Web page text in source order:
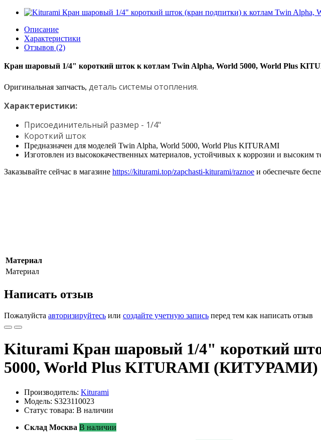
Описание
Характеристики
Отзывов (2)
Кран шаровый 1/4" короткий шток к котлам Twin Alpha, World 5000, World Plus
Оригинальная запчасть, деталь системы отопления.
Характеристики:
Присоединительный размер - 1/4"
Короткий шток
Предназначен для моделей Twin Alpha, World 5000, World Plus KITURAMI
Изготовлен из высококачественных материалов, устойчивых к коррозии и высоким
Заказывайте сейчас в магазине https://kiturami.top/zapchasti-kiturami/raznoe и обеспечьте
Материал
Материал
Написать отзыв
Пожалуйста авторизируйтесь или создайте учетную запись перед тем как написать отзыв
Kiturami Кран шаровый 1/4" короткий
5000, World Plus KITURAMI (КИТУРАМИ)
Производитель: Kiturami
Модель: S323110023
Статус товара: В наличии
Склад Москва В наличии